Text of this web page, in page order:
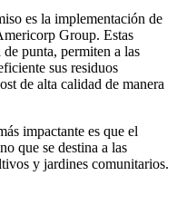
es la implementación de
Group. Estas
punta, permiten a las
sus residuos
de alta calidad de manera
impactante es que el
que se destina a las
y jardines comunitarios.